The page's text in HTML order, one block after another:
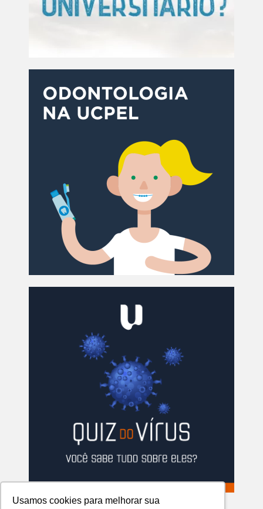
Usamos cookies para melhorar sua